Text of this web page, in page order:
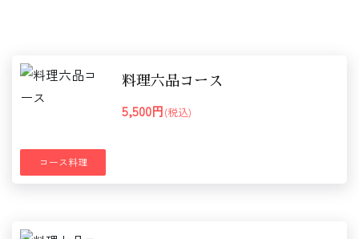
コース料理
料理六品コース
5,500円(税込)